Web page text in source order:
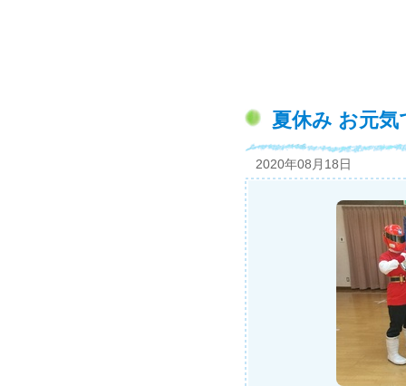
夏休み お元気
2020年08月18日